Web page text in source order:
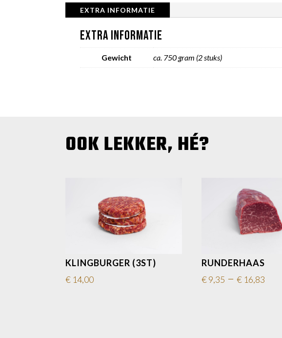
EXTRA INFORMATIE
EXTRA INFORMATIE
Gewicht ca. 750 gram (2 stuks)
OOK LEKKER, HÉ?
KLINGBURGER (3ST)
€ 14,00
RUNDERHAAS
€9,35 –€ 16,83